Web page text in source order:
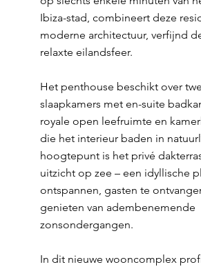
Ibiza-stad, combineert deze
moderne architectuur, verfijnd
relaxte eilandsfeer.
Het penthouse beschikt over
slaapkamers met en-suite
royale open leefruimte en
die het interieur baden in
hoogtepunt is het privé
uitzicht op zee – een idyllische
ontspannen, gasten te
genieten van adembenemende
zonsondergangen.
In dit nieuwe wooncomplex